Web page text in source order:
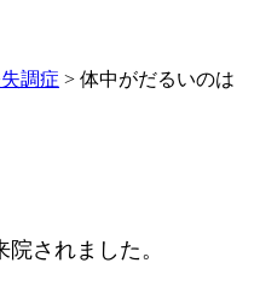
調症 > 体中がだるいのは
されました。